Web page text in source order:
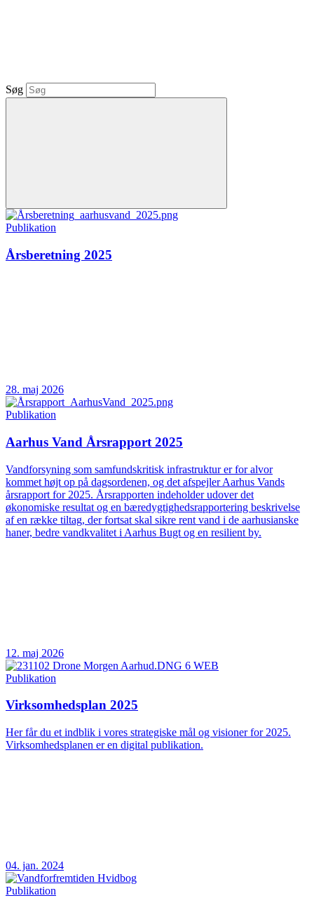
Søg
Publikation
Årsberetning 2025
28. maj 2026
Publikation
Aarhus Vand Årsrapport 2025
Vandforsyning som samfundskritisk infrastruktur er for alvor
kommet højt op på dagsordenen, og det afspejler Aarhus Vands
årsrapport for 2025. Årsrapporten indeholder udover det
økonomiske resultat og en bæredygtighedsrapportering beskrivelse
af en række tiltag, der fortsat skal sikre rent vand i de aarhusianske
haner, bedre vandkvalitet i Aarhus Bugt og en resilient by.
12. maj 2026
Publikation
Virksomhedsplan 2025
Her får du et indblik i vores strategiske mål og visioner for 2025.
Virksomhedsplanen er en digital publikation.
04. jan. 2024
Publikation